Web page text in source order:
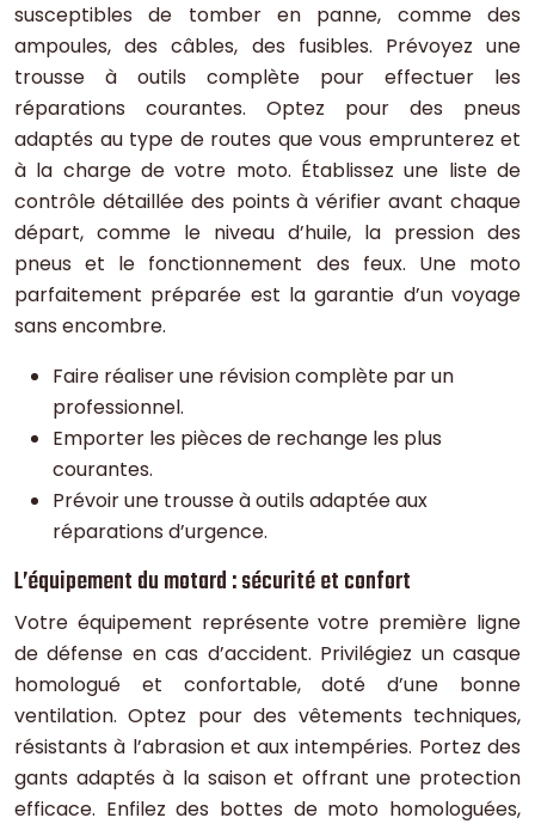
susceptibles de tomber en panne, comme des
ampoules, des câbles, des fusibles. Prévoyez une
trousse à outils complète pour effectuer les
réparations courantes. Optez pour des pneus
adaptés au type de routes que vous emprunterez et
à la charge de votre moto. Établissez une liste de
contrôle détaillée des points à vérifier avant chaque
départ, comme le niveau d’huile, la pression des
pneus et le fonctionnement des feux. Une moto
parfaitement préparée est la garantie d’un voyage
sans encombre.
Faire réaliser une révision complète par un
professionnel.
Emporter les pièces de rechange les plus
courantes.
Prévoir une trousse à outils adaptée aux
réparations d’urgence.
L’équipement du motard : sécurité et confort
Votre équipement représente votre première ligne
de défense en cas d’accident. Privilégiez un casque
homologué et confortable, doté d’une bonne
ventilation. Optez pour des vêtements techniques,
résistants à l’abrasion et aux intempéries. Portez des
gants adaptés à la saison et offrant une protection
efficace. Enfilez des bottes de moto homologuées,